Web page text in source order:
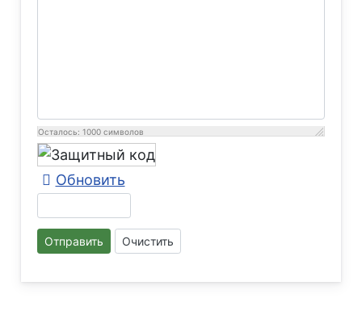
Осталось: 1000 символов
Обновить
Отправить Очистить